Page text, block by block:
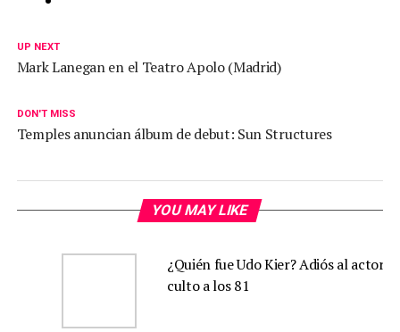
UP NEXT
Mark Lanegan en el Teatro Apolo (Madrid)
DON'T MISS
Temples anuncian álbum de debut: Sun Structures
YOU MAY LIKE
¿Quién fue Udo Kier? Adiós al actor
culto a los 81